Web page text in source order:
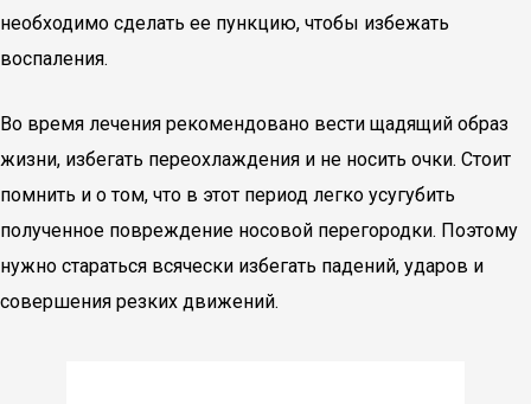
необходимо сделать ее пункцию, чтобы избежать
воспаления.
Во время лечения рекомендовано вести щадящий образ
жизни, избегать переохлаждения и не носить очки. Стоит
помнить и о том, что в этот период легко усугубить
полученное повреждение носовой перегородки. Поэтому
нужно стараться всячески избегать падений, ударов и
совершения резких движений.